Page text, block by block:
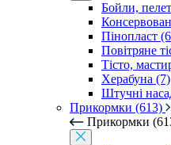
Бойли,
Пінопласт
Повітряне
Тісто,
Херабуна (7)
Штучні
Прикормки (613)
Прикормки